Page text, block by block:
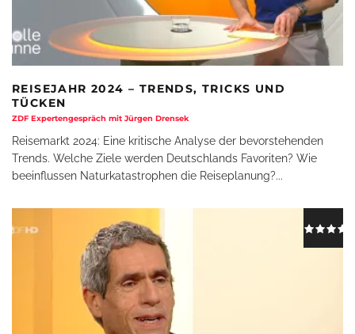
REISEJAHR 2024 – TRENDS, TRICKS UND
TÜCKEN
ZDF Expertengespräch mit Jürgen Drensek
Reisemarkt 2024: Eine kritische Analyse der bevorstehenden
Trends. Welche Ziele werden Deutschlands Favoriten? Wie
beeinflussen Naturkatastrophen die Reiseplanung?...